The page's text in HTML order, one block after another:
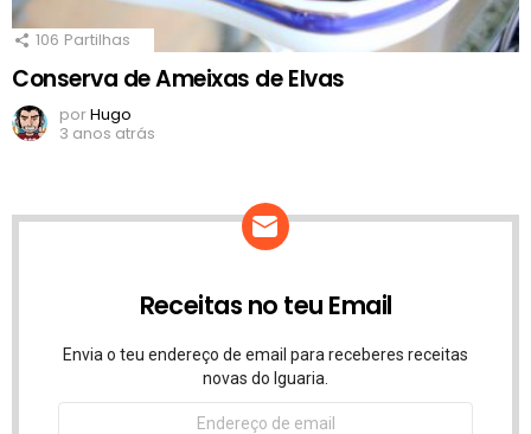
106 Partilhas
Conserva de Ameixas de Elvas
porHugo
3 anos atrás
Receitas no teu Email
Envia o teu endereço de email para receberes receitas
novas do Iguaria.
Endereço